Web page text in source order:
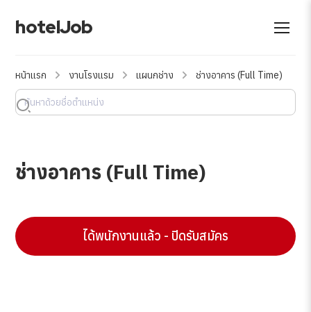
hotelJob
หน้าแรก งานโรงแรม แผนกช่าง ช่างอาคาร (Full Time)
ช่างอาคาร (Full Time)
ได้พนักงานแล้ว - ปิดรับสมัคร